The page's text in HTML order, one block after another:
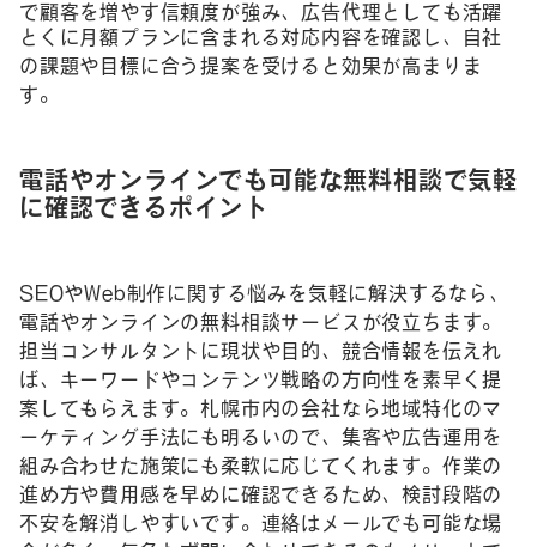
で顧客を増やす信頼度が強み、広告代理としても活躍
とくに月額プランに含まれる対応内容を確認し、自社
の課題や目標に合う提案を受けると効果が高まりま
す。
電話やオンラインでも可能な無料相談で気軽
に確認できるポイント
SEOやWeb制作に関する悩みを気軽に解決するなら、
電話やオンラインの無料相談サービスが役立ちます。
担当コンサルタントに現状や目的、競合情報を伝えれ
ば、キーワードやコンテンツ戦略の方向性を素早く提
案してもらえます。札幌市内の会社なら地域特化のマ
ーケティング手法にも明るいので、集客や広告運用を
組み合わせた施策にも柔軟に応じてくれます。作業の
進め方や費用感を早めに確認できるため、検討段階の
不安を解消しやすいです。連絡はメールでも可能な場